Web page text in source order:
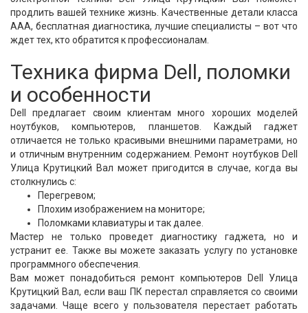
продлить вашей технике жизнь. Качественные детали класса
ААА, бесплатная диагностика, лучшие специалисты – вот что
ждет тех, кто обратится к профессионалам.
Техника фирма Dell, поломки
и особенности
Dell предлагает своим клиентам много хороших моделей
ноутбуков, компьютеров, планшетов. Каждый гаджет
отличается не только красивыми внешними параметрами, но
и отличным внутренним содержанием. Ремонт ноутбуков Dell
Улица Крутицкий Вал может пригодится в случае, когда вы
столкнулись с:
Перегревом;
Плохим изображением на мониторе;
Поломками клавиатуры и так далее.
Мастер не только проведет диагностику гаджета, но и
устранит ее. Также вы можете заказать услугу по установке
программного обеспечения.
Вам может понадобиться ремонт компьютеров Dell Улица
Крутицкий Вал, если ваш ПК перестал справляется со своими
задачами. Чаще всего у пользователя перестает работать